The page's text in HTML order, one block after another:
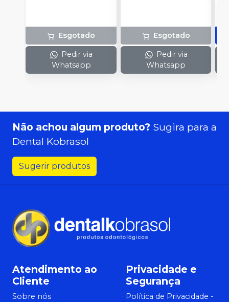
Esgotado
Pedir via
Whatsapp
Esgotado
Pedir via
Whatsapp
Não achou algum produto? Sugira para a
Dental Kobrasol
Sugerir produtos
Atendimento ao
Cliente
Sobre nós
Privacidade e
Segurança
Política de Privacidade -